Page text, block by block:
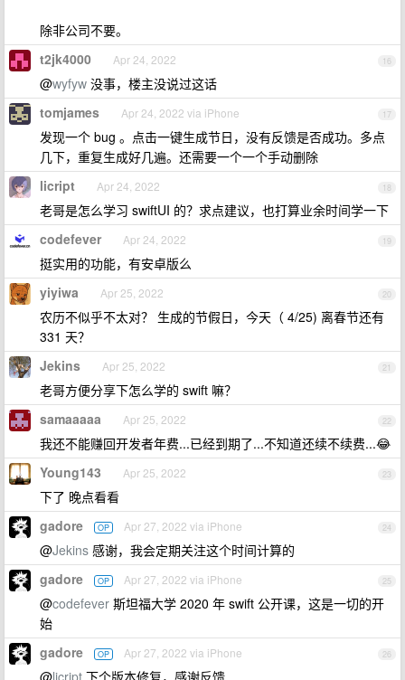
除非公司不要。
16
t2jk4000 Apr 24, 2022
@wyfyw 没事，楼主没说过这话
17
tomjames Apr 24, 2022 via iPhone
发现一个 bug 。点击一键生成节日，没有反馈是否成功。多点
几下，重复生成好几遍。还需要一个一个手动删除
18
licript Apr 24, 2022
老哥是怎么学习 swiftUI 的？求点建议，也打算业余时间学一下
19
codefever Apr 24, 2022
挺实用的功能，有安卓版么
20
yiyiwa Apr 25, 2022
农历不似乎不太对？ 生成的节假日，今天（ 4/25) 离春节还有
331 天？
21
Jekins Apr 25, 2022
老哥方便分享下怎么学的 swift 嘛？
22
samaaaaa Apr 25, 2022
我还不能赚回开发者年费...已经到期了...不知道还续不续费...😂
23
Young143 Apr 25, 2022
下了 晚点看看
24
gadore OP Apr 27, 2022 via iPhone
@Jekins 感谢，我会定期关注这个时间计算的
25
gadore OP Apr 27, 2022 via iPhone
@codefever 斯坦福大学 2020 年 swift 公开课，这是一切的开
始
26
gadore OP Apr 27, 2022 via iPhone
@licript 下个版本修复，感谢反馈